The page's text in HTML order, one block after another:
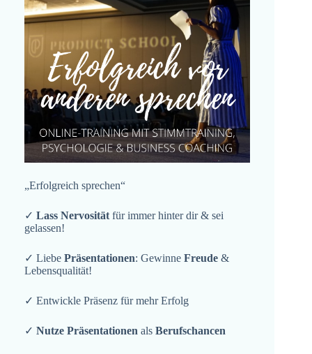
„Erfolgreich sprechen“
✓ Lass Nervositätfür immer hinter dir & sei
gelassen!
✓ Liebe Präsentationen: Gewinne Freude &
Lebensqualität!
✓ Entwickle Präsenz für mehr Erfolg
✓ Nutze Präsentationen als Berufschancen